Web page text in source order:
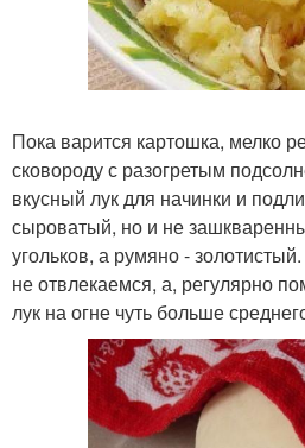
Пока варится картошка, мелко
сковороду с разогретым
вкусный лук для начинки и
сыроватый, но и не
угольков, а румяно -
не отвлекаемся, а, регулярно
лук на огне чуть больше